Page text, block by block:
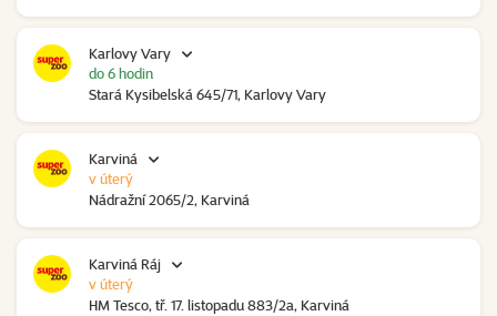
Karlovy Vary
Stará Kysibelská 645/71, Karlovy Vary
do 6 hodin
Karviná
Nádražní 2065/2, Karviná
v úterý
Karviná Ráj
HM Tesco, tř. 17. listopadu 883/2a, Karviná
v úterý